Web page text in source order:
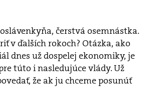
čerstvá osemnástka.
v ďalších rokoch? Otázka, ako
dnes už dospelej ekonomiky, je
túto i nasledujúce vlády. Už
že ak ju chceme posunúť